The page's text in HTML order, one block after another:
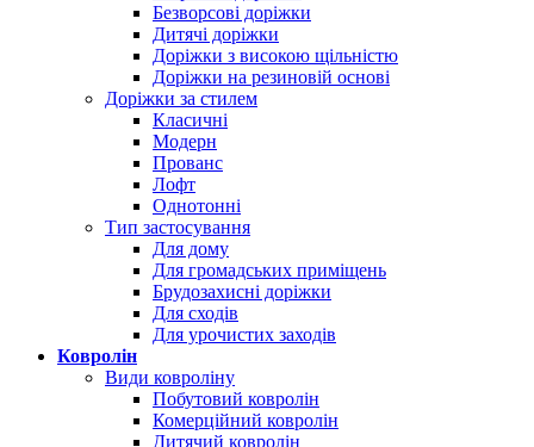
Безворсові доріжки
Дитячі доріжки
Доріжки з високою щільністю
Доріжки на резиновій основі
Доріжки за стилем
Класичні
Модерн
Прованс
Лофт
Однотонні
Тип застосування
Для дому
Для громадських приміщень
Брудозахисні доріжки
Для сходів
Для урочистих заходів
Ковролін
Види ковроліну
Побутовий ковролін
Комерційний ковролін
Дитячий ковролін